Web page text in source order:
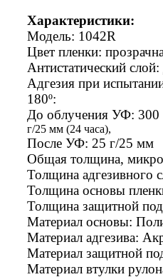
Характеристики:
Модель: 1042R
Цвет пленки:
Антистатический
Адгезия при
180º:
До облучения УФ:
г/25 мм (24 часа),
После УФ: 25 г/25 мм
Общая толщина,
Толщина адгезивного
Толщина основы
Толщина защитной
Материал основы:
Материал адгезива:
Материал защитной
Материал втулки